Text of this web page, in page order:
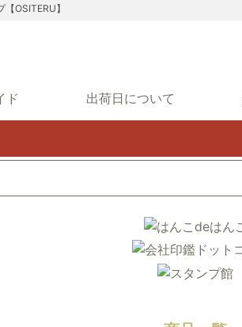
OSITERU】
ド 出荷日について